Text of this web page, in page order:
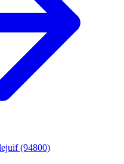
(94800)